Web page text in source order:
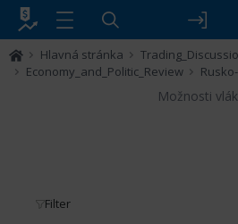
Hlavná stránka
Economy_and_Politic_Review
Možnosti
Filter